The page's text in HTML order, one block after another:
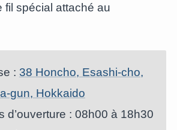
fil spécial attaché au
: 38 Honcho, Esashi-cho,
gun, Hokkaido
d’ouverture : 08h00 à 18h30